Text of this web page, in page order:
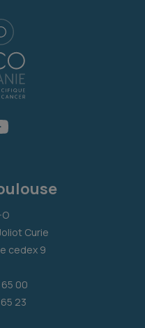
Curie
cedex 9
65 00
65 23